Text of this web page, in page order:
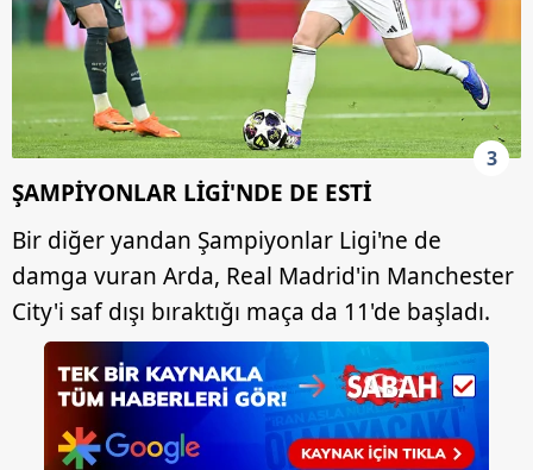
3
ŞAMPİYONLAR LİGİ'NDE DE ESTİ
Bir diğer yandan Şampiyonlar Ligi'ne de
damga vuran Arda, Real Madrid'in Manchester
City'i saf dışı bıraktığı maça da 11'de başladı.